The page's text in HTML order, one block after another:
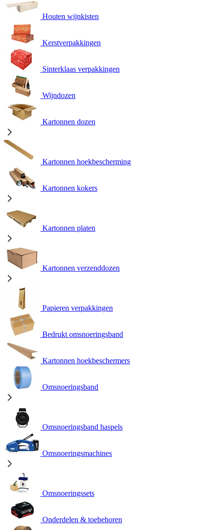
Houten wijnkisten
Kerstverpakkingen
Sinterklaas verpakkingen
Wijndozen
Kartonnen dozen
Kartonnen hoekbescherming
Kartonnen kokers
Kartonnen platen
Kartonnen verzenddozen
Papieren verpakkingen
Bedrukt omsnoeringsband
Kartonnen hoekbeschermers
Omsnoeringsband
Omsnoeringsband haspels
Omsnoeringsmachines
Omsnoeringssets
Onderdelen & toebehoren